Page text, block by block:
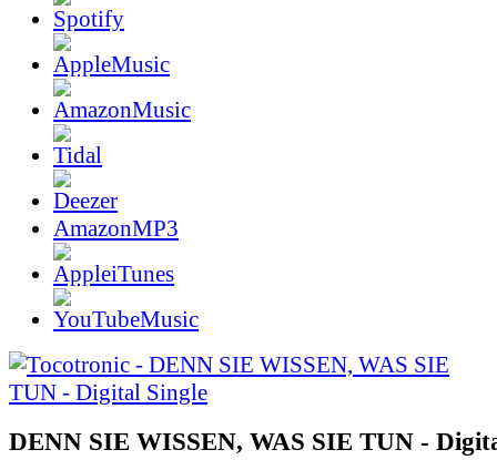
AmazonMP3
DENN SIE WISSEN, WAS SIE TUN -